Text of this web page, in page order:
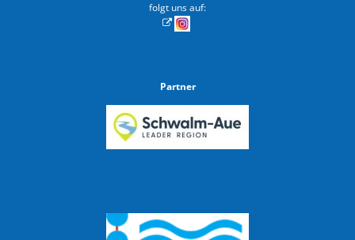
folgt uns auf:
Partner